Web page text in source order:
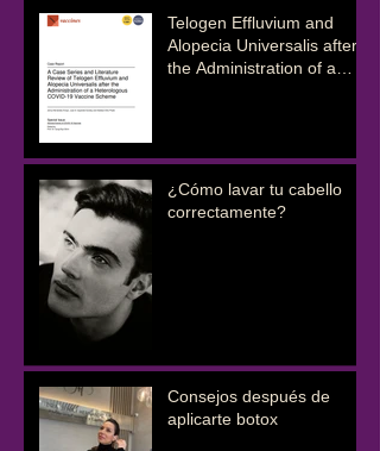
Telogen Effluvium and
Alopecia Universalis after
the Administration of a
¿Cómo lavar tu cabello
correctamente?
Consejos después de
aplicarte botox